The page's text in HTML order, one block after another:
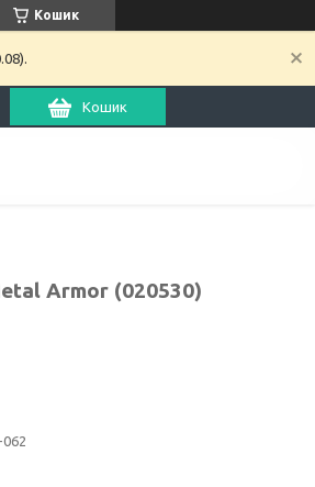
Кошик
Кошик
Armor (020530)